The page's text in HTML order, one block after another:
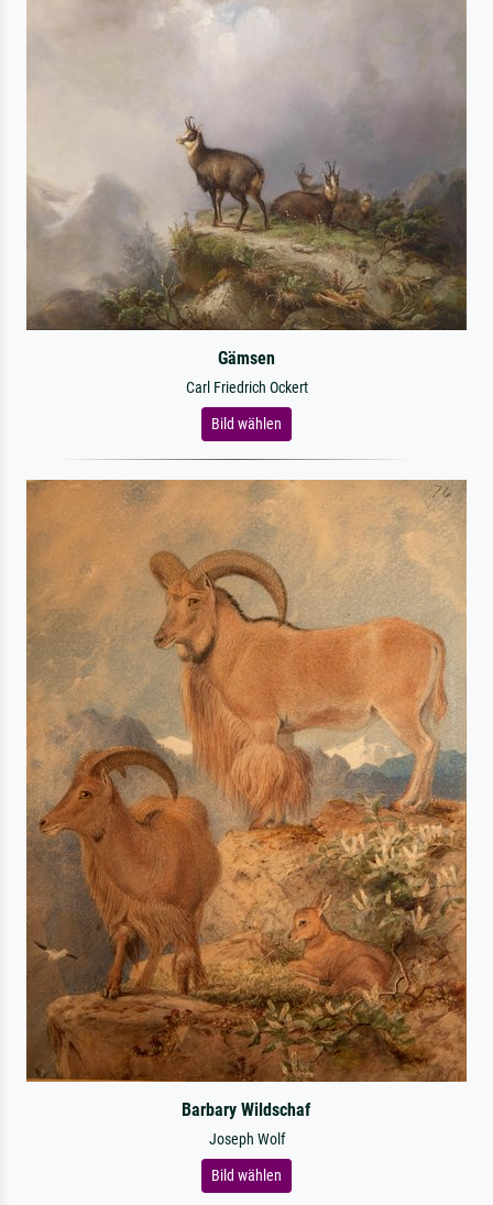
Gämsen
Carl Friedrich Ockert
Bild wählen
Barbary Wildschaf
Joseph Wolf
Bild wählen